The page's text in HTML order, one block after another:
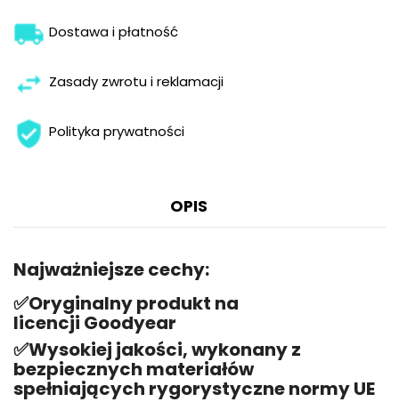
Dostawa i płatność
Zasady zwrotu i reklamacji
Polityka prywatności
OPIS
Najważniejsze cechy:
✅Oryginalny produkt na
licencji Goodyear
✅Wysokiej jakości, wykonany z
bezpiecznych materiałów
spełniających rygorystyczne normy UE